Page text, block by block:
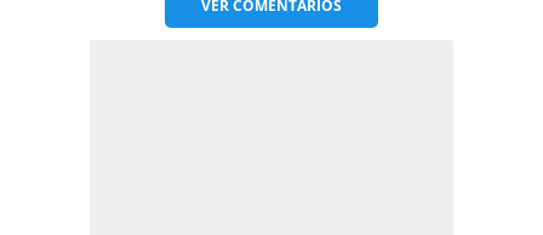
VERCOMENTARIOS